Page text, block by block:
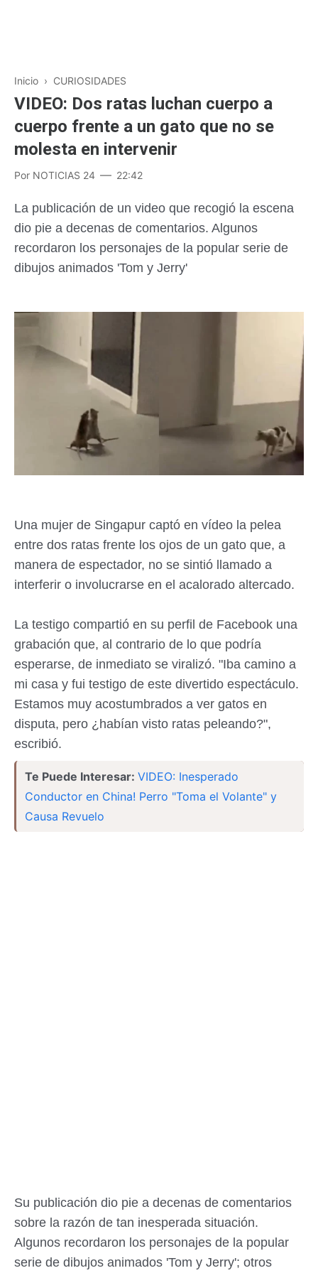
Inicio › CURIOSIDADES
VIDEO: Dos ratas luchan cuerpo a
cuerpo frente a un gato que no se
molesta en intervenir
Por NOTICIAS 24 22:42
La publicación de un video que recogió la escena
dio pie a decenas de comentarios. Algunos
recordaron los personajes de la popular serie de
dibujos animados 'Tom y Jerry'
Una mujer de Singapur captó en vídeo la pelea
entre dos ratas frente los ojos de un gato que, a
manera de espectador, no se sintió llamado a
interferir o involucrarse en el acalorado altercado.
La testigo compartió en su perfil de Facebook una
grabación que, al contrario de lo que podría
esperarse, de inmediato se viralizó. "Iba camino a
mi casa y fui testigo de este divertido espectáculo.
Estamos muy acostumbrados a ver gatos en
disputa, pero ¿habían visto ratas peleando?",
escribió.
Te Puede Interesar: VIDEO: Inesperado
Conductor en China! Perro "Toma el Volante" y
Causa Revuelo
Su publicación dio pie a decenas de comentarios
sobre la razón de tan inesperada situación.
Algunos recordaron los personajes de la popular
serie de dibujos animados 'Tom y Jerry'; otros